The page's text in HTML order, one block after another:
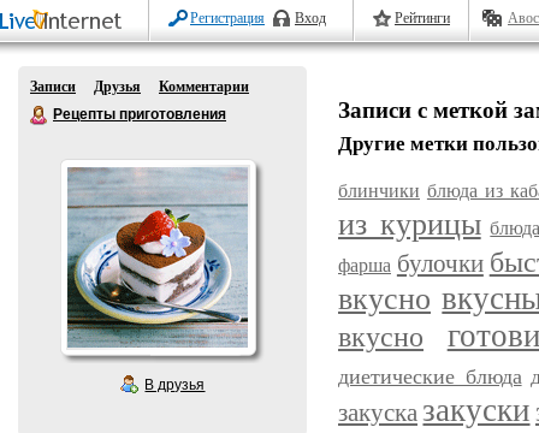
Регистрация Вход Рейтинги
Записи Друзья
Комментарии
Рецепты приготовления
В друзья
Записи с меткой
Другие метки
блинчики блюда из
из курицы
фарша булочки
вкусно
вкусно
диетические блюда
закусказакуски